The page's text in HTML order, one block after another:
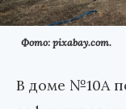
Фото: pixabay.com.
В доме №10А